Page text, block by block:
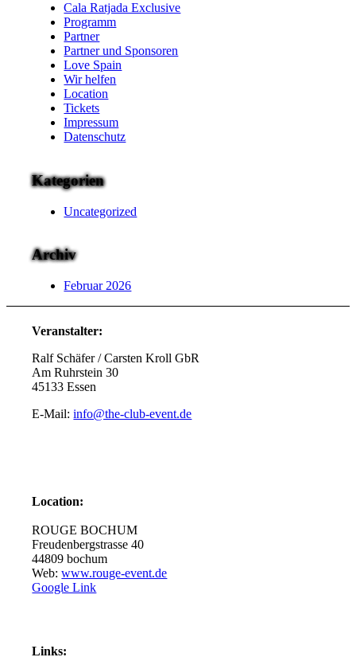
Cala Ratjada Exclusive
Programm
Partner
Partner und Sponsoren
Love Spain
Wir helfen
Location
Tickets
Impressum
Datenschutz
Kategorien
Uncategorized
Archiv
Februar 2026
Veranstalter:
Ralf Schäfer / Carsten Kroll GbR
Am Ruhrstein 30
45133 Essen
E-Mail:info@the-club-event.de
Location:
ROUGE BOCHUM
Freudenbergstrasse 40
44809 bochum
Web:www.rouge-event.de
Google Link
Links: